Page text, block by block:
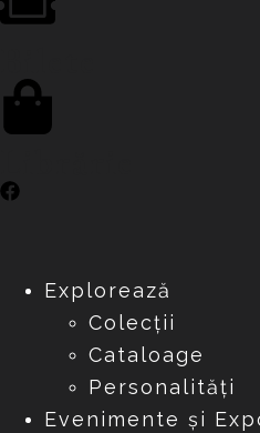
Explorează
Colecții
Cataloage
Personalități
Evenimente și